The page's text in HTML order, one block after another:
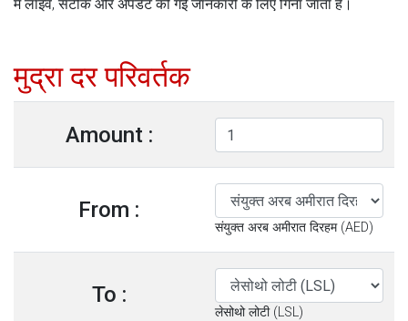
में लाइव, सटीक और अपडेट की गई जानकारी के लिए गिना जाता है।
मुद्रा दर परिवर्तक
Amount :
From :
संयुक्त अरब अमीरात दिरहम (AED)
To :
लेसोथो लोटी (LSL)